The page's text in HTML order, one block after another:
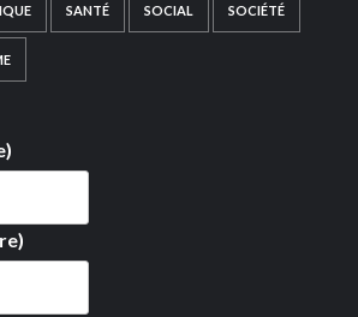
SANTÉ SOCIAL SOCIÉTÉ